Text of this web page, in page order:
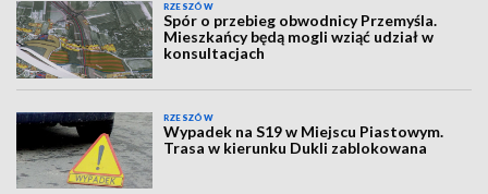
RZESZÓW
Spór o przebieg obwodnicy Przemyśla.
Mieszkańcy będą mogli wziąć udział w
konsultacjach
RZESZÓW
Wypadek na S19 w Miejscu Piastowym.
Trasa w kierunku Dukli zablokowana